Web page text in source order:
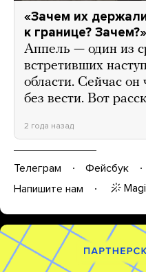
«Зачем их
к границе? Зачем?»
Аппель — один из
встретивших
области. Сейчас
без вести. Вот
2 года назад
Телеграм Фейсбук
Напишите нам